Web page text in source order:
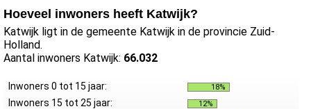
Hoeveel inwoners heeft Katwijk?
Katwijk ligt in de gemeente Katwijk in de provincie Zuid-
Holland.
Aantal inwoners Katwijk: 66.032
Inwoners 0 tot 15 jaar: 18%
Inwoners 15 tot 25 jaar: 12%